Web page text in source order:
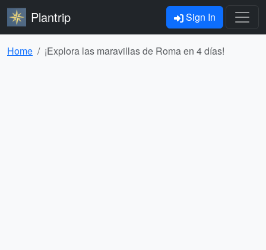
Plantrip Sign In
Home ¡Explora las maravillas de Roma en 4 días!